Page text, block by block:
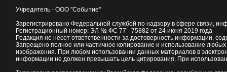
Учредитель - ООО "Событие"
Зарегистрировано Федеральной службой по надзору в сфере связи,
Регистрационный номер: ЭЛ № ФС 77 - 75882 от 24 июня 2019 года
Редакция не несет ответственности за достоверность информации,
Запрещено полное или частичное копирование и использование
изображения. При любом использовании данных материалов в
информации не должен превышать цель цитирования. При